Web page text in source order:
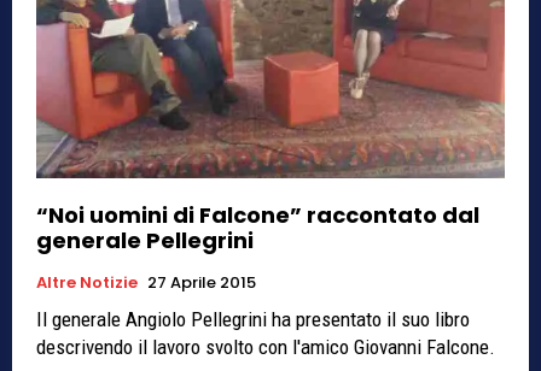
“Noi uomini di Falcone” raccontato dal
generale Pellegrini
Altre Notizie 27 Aprile 2015
Il generale Angiolo Pellegrini ha presentato il suo libro
descrivendo il lavoro svolto con l'amico Giovanni Falcone.